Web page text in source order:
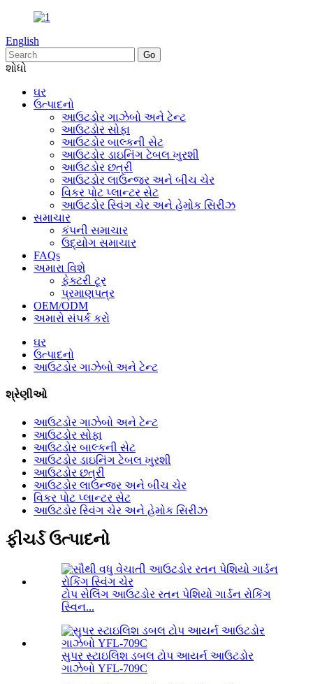
English
શોધો
ઘર
ઉત્પાદનો
આઉટડોર ગાઝેબો અને ટેન્ટ
આઉટડોર સોફા
આઉટડોર બાલ્કની સેટ
આઉટડોર ડાઇનિંગ ટેબલ ખુરશી
આઉટડોર છત્રી
આઉટડોર લાઉન્જર અને બીચ ચેર
વિકર પોટ પ્લાન્ટર સેટ
આઉટડોર સ્વિંગ ચેર અને હેમોક સિરીઝ
સમાચાર
કંપની સમાચાર
ઉદ્યોગ સમાચાર
FAQs
અમારા વિશે
ફેક્ટરી ટૂર
પ્રમાણપત્ર
OEM/ODM
અમારો સંપર્ક કરો
ઘર
ઉત્પાદનો
આઉટડોર ગાઝેબો અને ટેન્ટ
શ્રેણીઓ
આઉટડોર ગાઝેબો અને ટેન્ટ
આઉટડોર સોફા
આઉટડોર બાલ્કની સેટ
આઉટડોર ડાઇનિંગ ટેબલ ખુરશી
આઉટડોર છત્રી
આઉટડોર લાઉન્જર અને બીચ ચેર
વિકર પોટ પ્લાન્ટર સેટ
આઉટડોર સ્વિંગ ચેર અને હેમોક સિરીઝ
ફીચર્ડ ઉત્પાદનો
ટોપ સેલિંગ આઉટડોર રતન પેશિયો ગાર્ડન રોકિંગ
સ્વિન...
સુપર સ્ટાઇલિશ ડબલ ટોપ આયર્ન આઉટડોર
ગાઝેબો YFL-709C